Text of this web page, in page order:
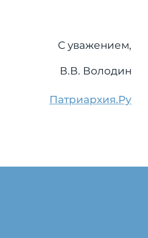
С уважением,
В.В. Володин
Патриархия.Ру